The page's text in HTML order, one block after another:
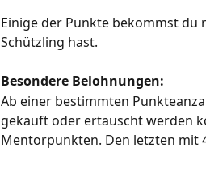
Einige der Punkte bekommst du
Schützling hast.
Besondere Belohnungen:
Ab einer bestimmten
gekauft oder ertauscht werden
Mentorpunkten. Den letzten mit